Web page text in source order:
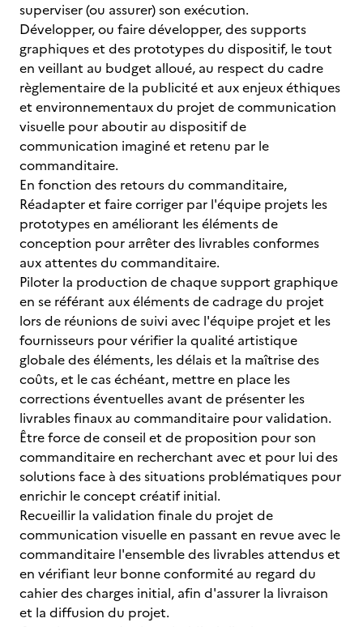
superviser (ou assurer) son exécution.
Développer, ou faire développer, des supports
graphiques et des prototypes du dispositif, le tout
en veillant au budget alloué, au respect du cadre
règlementaire de la publicité et aux enjeux éthiques
et environnementaux du projet de communication
visuelle pour aboutir au dispositif de
communication imaginé et retenu par le
commanditaire.
En fonction des retours du commanditaire,
Réadapter et faire corriger par l'équipe projets les
prototypes en améliorant les éléments de
conception pour arrêter des livrables conformes
aux attentes du commanditaire.
Piloter la production de chaque support graphique
en se référant aux éléments de cadrage du projet
lors de réunions de suivi avec l'équipe projet et les
fournisseurs pour vérifier la qualité artistique
globale des éléments, les délais et la maîtrise des
coûts, et le cas échéant, mettre en place les
corrections éventuelles avant de présenter les
livrables finaux au commanditaire pour validation.
Être force de conseil et de proposition pour son
commanditaire en recherchant avec et pour lui des
solutions face à des situations problématiques pour
enrichir le concept créatif initial.
Recueillir la validation finale du projet de
communication visuelle en passant en revue avec le
commanditaire l'ensemble des livrables attendus et
en vérifiant leur bonne conformité au regard du
cahier des charges initial, afin d'assurer la livraison
et la diffusion du projet.